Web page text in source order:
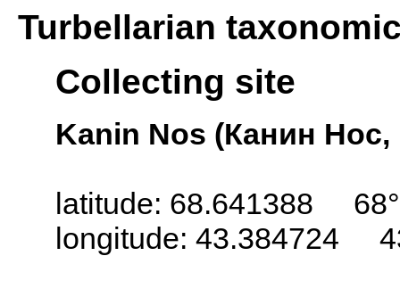
Turbellarian
Collecting site
Kanin Nos (Канин
latitude: 68.641388
longitude: 43.384724